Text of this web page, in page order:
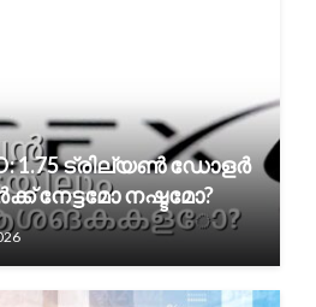
ട്രില്യൺ ഡോളർ
നേട്ടമോ നഷ്ടമോ?